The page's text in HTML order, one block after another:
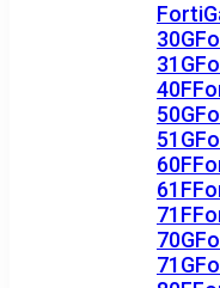
30G
31G
40F
50G
51G
60F
61F
71F
70G
71G